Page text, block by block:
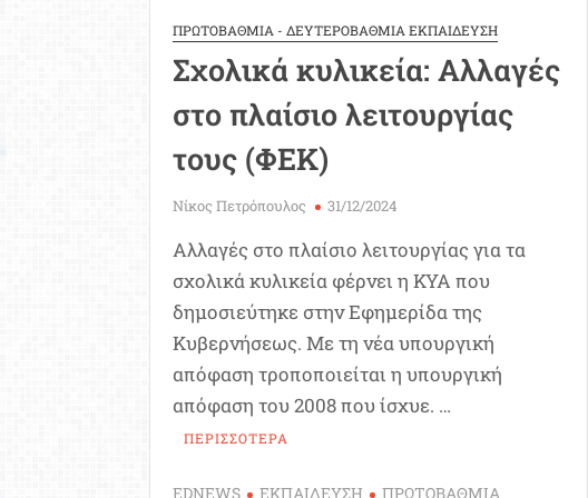
ΠΡΩΤΟΒΑΘΜΙΑ - ΔΕΥΤΕΡΟΒΑΘΜΙΑ ΕΚΠΑΙΔΕΥΣΗ
Σχολικά κυλικεία: Αλλαγές
στο πλαίσιο λειτουργίας
τους (ΦΕΚ)
Νίκος Πετρόπουλος 31/12/2024
Αλλαγές στο πλαίσιο λειτουργίας για τα
σχολικά κυλικεία φέρνει η ΚΥΑ που
δημοσιεύτηκε στην Εφημερίδα της
Κυβερνήσεως. Με τη νέα υπουργική
απόφαση τροποποιείται η υπουργική
απόφαση του 2008 που ίσχυε. …
ΠΕΡΙΣΣΟΤΕΡΑ
EDNEWS ΕΚΠΑΙΔΕΥΣΗ
ΠΡΩΤΟΒΑΘΜΙΑ